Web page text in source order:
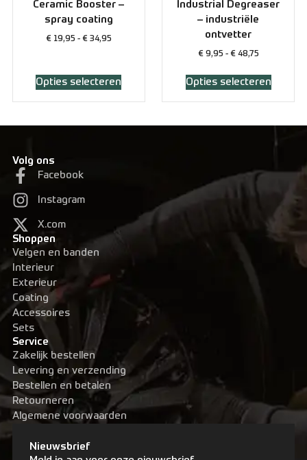
Ceramic Booster –
spray coating
€19,95 - €34,95
Opties selecteren
Industrial Degreaser
– industriële
ontvetter
€9,95 - €48,75
Opties selecteren
Volg ons
Facebook
Instagram
X.com
Shoppen
Velgen en banden
Interieur
Exterieur
Coating
Accessoires
Sets
Service
Zakelijk bestellen
Levering en verzending
Bestellen en betalen
Retourneren
Algemene voorwaarden
Nieuwsbrief